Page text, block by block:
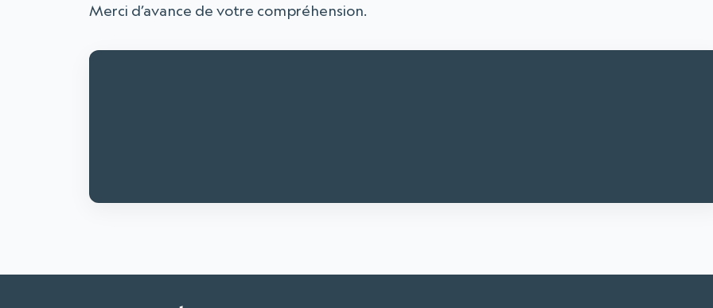
Merci d’avance de votre compréhension.